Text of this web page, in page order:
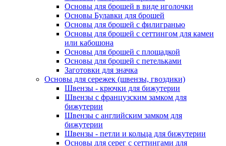
Основы для брошей в виде иголочки
Основы Булавки для брошей
Основы для брошей с филигранью
Основы для брошей с сеттингом для камеи
или кабошона
Основы для брошей с площадкой
Основы для брошей с петельками
Заготовки для значка
Основы для сережек (швензы, гвоздики)
Швензы - крючки для бижутерии
Швензы с французским замком для
бижутерии
Швензы с английским замком для
бижутерии
Швензы - петли и кольца для бижутерии
Основы для серег с сеттингами для